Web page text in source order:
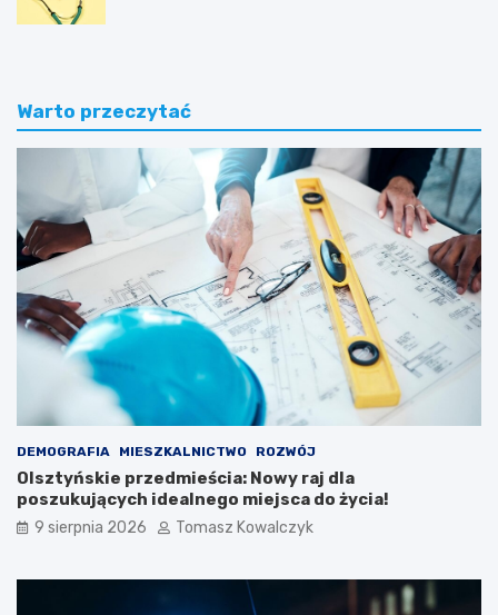
Warto przeczytać
DEMOGRAFIA MIESZKALNICTWO ROZWÓJ
Olsztyńskie przedmieścia: Nowy raj dla
poszukujących idealnego miejsca do życia!
9 sierpnia 2026 Tomasz Kowalczyk